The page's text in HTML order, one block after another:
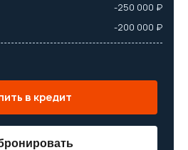
-250 000 ₽
-200 000 ₽
в кредит